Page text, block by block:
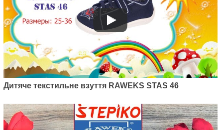
Артикул: D7
Дитяче текстильне взуття
Дитяче текстильне взуття RAWEKS STAS 46